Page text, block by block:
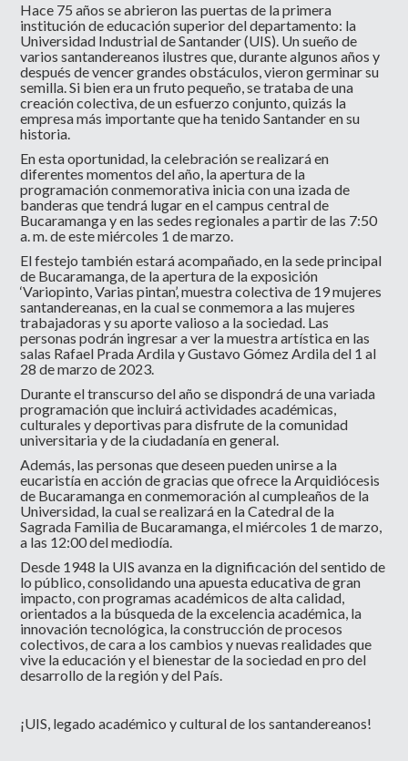
Hace 75 años se abrieron las puertas de la primera
institución de educación superior del departamento: la
Universidad Industrial de Santander (UIS). Un sueño de
varios santandereanos ilustres que, durante algunos años y
después de vencer grandes obstáculos, vieron germinar su
semilla. Si bien era un fruto pequeño, se trataba de una
creación colectiva, de un esfuerzo conjunto, quizás la
empresa más importante que ha tenido Santander en su
historia.
En esta oportunidad, la celebración se realizará en
diferentes momentos del año, la apertura de la
programación conmemorativa inicia con una izada de
banderas que tendrá lugar en el campus central de
Bucaramanga y en las sedes regionales a partir de las 7:50
a. m. de este miércoles 1 de marzo.
El festejo también estará acompañado, en la sede principal
de Bucaramanga, de la apertura de la exposición
‘Variopinto, Varias pintan’, muestra colectiva de 19 mujeres
santandereanas, en la cual se conmemora a las mujeres
trabajadoras y su aporte valioso a la sociedad. Las
personas podrán ingresar a ver la muestra artística en las
salas Rafael Prada Ardila y Gustavo Gómez Ardila del 1 al
28 de marzo de 2023.
Durante el transcurso del año se dispondrá de una variada
programación que incluirá actividades académicas,
culturales y deportivas para disfrute de la comunidad
universitaria y de la ciudadanía en general.
Además, las personas que deseen pueden unirse a la
eucaristía en acción de gracias que ofrece la Arquidiócesis
de Bucaramanga en conmemoración al cumpleaños de la
Universidad, la cual se realizará en la Catedral de la
Sagrada Familia de Bucaramanga, el miércoles 1 de marzo,
a las 12:00 del mediodía.
Desde 1948 la UIS avanza en la dignificación del sentido de
lo público, consolidando una apuesta educativa de gran
impacto, con programas académicos de alta calidad,
orientados a la búsqueda de la excelencia académica, la
innovación tecnológica, la construcción de procesos
colectivos, de cara a los cambios y nuevas realidades que
vive la educación y el bienestar de la sociedad en pro del
desarrollo de la región y del País.
¡UIS, legado académico y cultural de los santandereanos!